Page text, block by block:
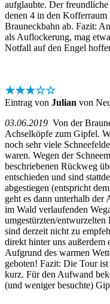
aufglaubte. Der
denen 4 in den Kofferraum
Brauneckbahn ab. Fazit:
als Auflockerung, mag
Notfall auf den Engel
★★★☆☆
Eintrag von Julian von
03.06.2019 Von der
Achselköpfe zum Gipfel.
noch sehr viele
waren. Wegen der
beschriebenen Rückweg
entschieden und sind
abgestiegen (entspricht
geht es dann unterhalb
im Wald verlaufenden
umgestürzten/entwurzelten
sind derzeit nicht zu
direkt hinter uns außerdem
Aufgrund des warmen
geboten! Fazit: Die Tour
kurz. Für den Aufwand
(und weniger besuchte)